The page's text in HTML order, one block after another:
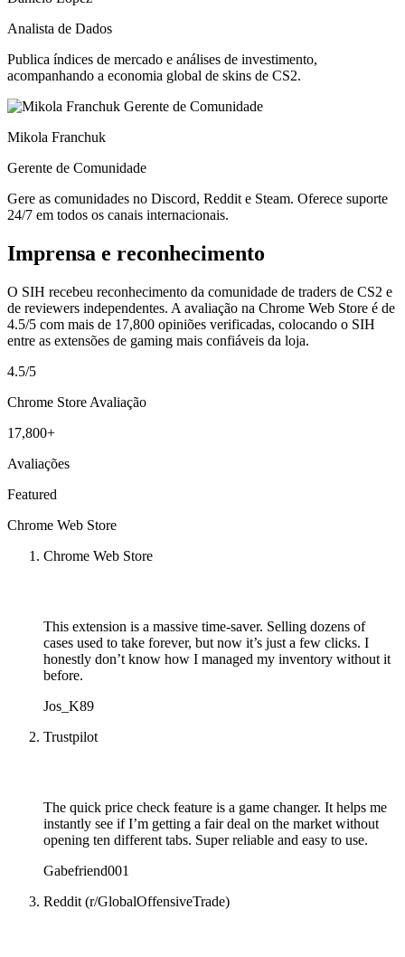
Analista de Dados
Publica índices de mercado e análises de investimento,
acompanhando a economia global de skins de CS2.
Mikola Franchuk
Gerente de Comunidade
Gere as comunidades no Discord, Reddit e Steam. Oferece suporte
24/7 em todos os canais internacionais.
Imprensa e reconhecimento
O SIH recebeu reconhecimento da comunidade de traders de CS2 e
de reviewers independentes. A avaliação na Chrome Web Store é de
4.5/5 com mais de 17,800 opiniões verificadas, colocando o SIH
entre as extensões de gaming mais confiáveis da loja.
4.5/5
Chrome Store Avaliação
17,800+
Avaliações
Featured
Chrome Web Store
Chrome Web Store
This extension is a massive time-saver. Selling dozens of
cases used to take forever, but now it’s just a few clicks. I
honestly don’t know how I managed my inventory without it
before.
Jos_K89
Trustpilot
The quick price check feature is a game changer. It helps me
instantly see if I’m getting a fair deal on the market without
opening ten different tabs. Super reliable and easy to use.
Gabefriend001
Reddit (r/GlobalOffensiveTrade)